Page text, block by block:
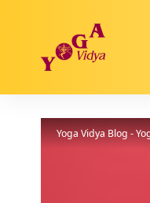
Yoga Vidya Blog -